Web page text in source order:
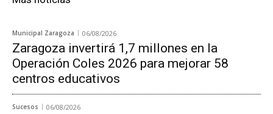
Municipal Zaragoza 06/08/2026
Zaragoza invertirá 1,7 millones en la
Operación Coles 2026 para mejorar 58
centros educativos
Sucesos 06/08/2026